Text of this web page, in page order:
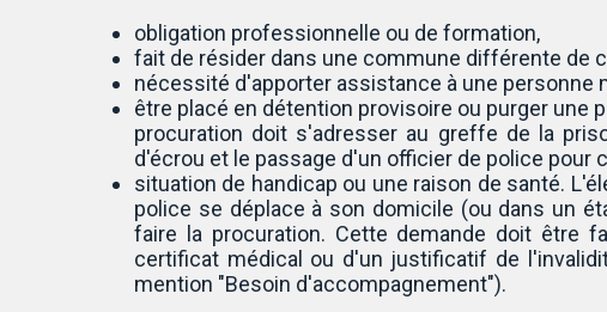
obligation professionnelle ou de formation,
fait de résider dans une commune différente de
nécessité d'apporter assistance à une personne
être placé en détention provisoire ou purger une
procuration doit s'adresser au greffe de la
d'écrou et le passage d'un officier de police pour
situation de handicap ou une raison de santé.
police se déplace à son domicile (ou dans un
faire la procuration. Cette demande doit être
certificat médical ou d'un justificatif de
mention "Besoin d'accompagnement").